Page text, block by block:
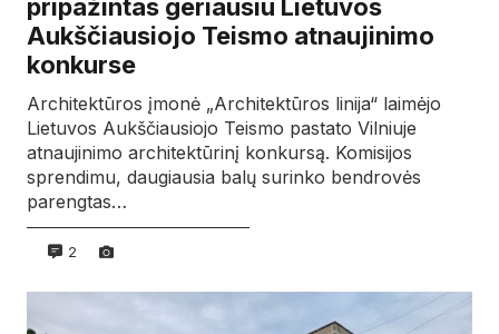
pripažintas geriausiu Lietuvos
Aukščiausiojo Teismo atnaujinimo
konkurse
Architektūros įmonė „Architektūros linija“ laimėjo
Lietuvos Aukščiausiojo Teismo pastato Vilniuje
atnaujinimo architektūrinį konkursą. Komisijos
sprendimu, daugiausia balų surinko bendrovės
parengtas…
2